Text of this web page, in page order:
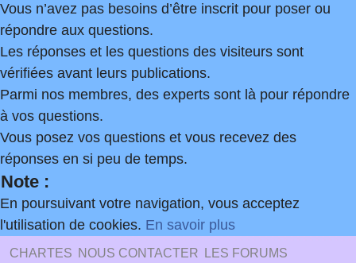
Vous n’avez pas besoins d’être inscrit pour poser ou
répondre aux questions.
Les réponses et les questions des visiteurs sont
vérifiées avant leurs publications.
Parmi nos membres, des experts sont là pour répondre
à vos questions.
Vous posez vos questions et vous recevez des
réponses en si peu de temps.
Note :
En poursuivant votre navigation, vous acceptez
l'utilisation de cookies. En savoir plus
CHARTES NOUS CONTACTER LES FORUMS